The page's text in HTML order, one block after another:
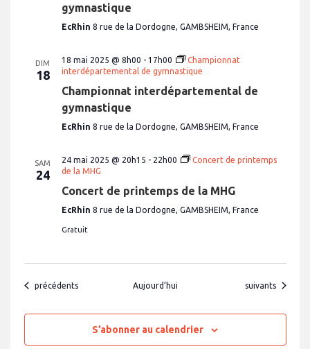
gymnastique
EcRhin 8 rue de la Dordogne, GAMBSHEIM, France
DIM
18
18 mai 2025 @ 8h00 - 17h00
Championnat
interdépartemental de gymnastique
Championnat interdépartemental de
gymnastique
EcRhin 8 rue de la Dordogne, GAMBSHEIM, France
SAM
24
24 mai 2025 @ 20h15 - 22h00
Concert de printemps
de la MHG
Concert de printemps de la MHG
EcRhin 8 rue de la Dordogne, GAMBSHEIM, France
Gratuit
Évènements
précédents Aujourd’hui Évènements
suivants
S’abonner au calendrier